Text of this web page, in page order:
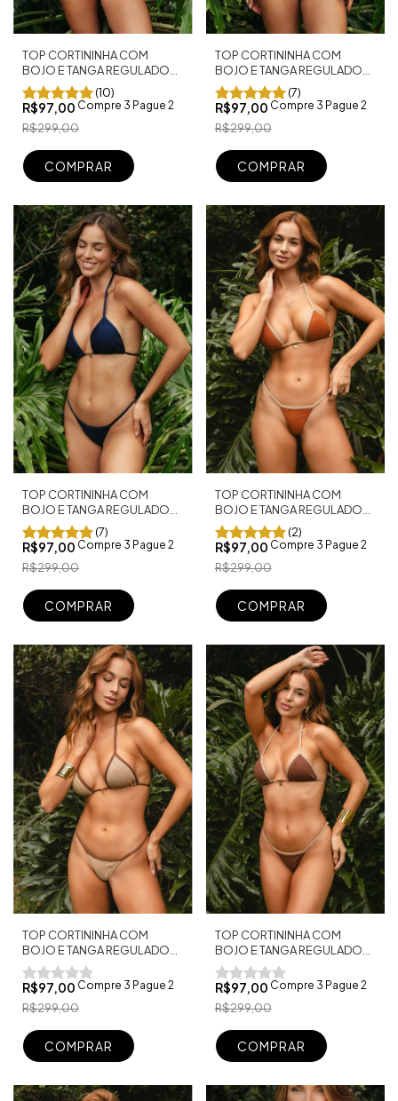
TOP CORTININHA COM
BOJO E TANGA REGULADOR
FIO DENTAL CANCÚN FUCSIA
(10)
R$97,00 Compre 3 Pague 2
R$299,00
COMPRAR
TOP CORTININHA COM
BOJO E TANGA REGULADOR
FIO DENTAL CANCÚN
BAHAMAS
(7)
R$97,00 Compre 3 Pague 2
R$299,00
COMPRAR
TOP CORTININHA COM
BOJO E TANGA REGULADOR
FIO DENTAL CANCÚN AZUL
MARINHO
(7)
R$97,00 Compre 3 Pague 2
R$299,00
COMPRAR
TOP CORTININHA COM
BOJO E TANGA REGULADOR
FIO DENTAL SHINE DUO
TERRACOTA
(2)
R$97,00 Compre 3 Pague 2
R$299,00
COMPRAR
TOP CORTININHA COM
BOJO E TANGA REGULADOR
FIO DENTAL DUO SHINE NUDE
R$97,00 Compre 3 Pague 2
R$299,00
COMPRAR
TOP CORTININHA COM
BOJO E TANGA REGULADOR
FIO DENTAL SHINE DUO
MARROM
R$97,00 Compre 3 Pague 2
R$299,00
COMPRAR